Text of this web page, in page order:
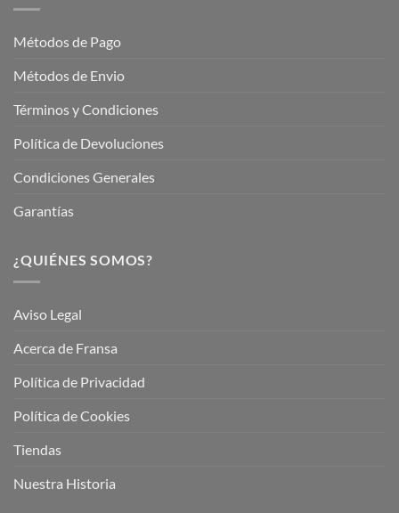
Métodos de Pago
Métodos de Envio
Términos y Condiciones
Política de Devoluciones
Condiciones Generales
Garantías
¿QUIÉNES SOMOS?
Aviso Legal
Acerca de Fransa
Política de Privacidad
Política de Cookies
Tiendas
Nuestra Historia